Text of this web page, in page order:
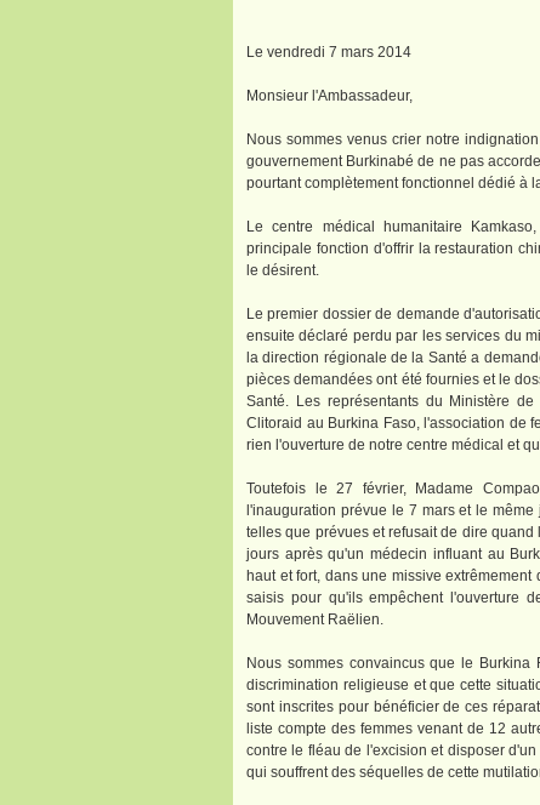
Le vendredi 7 mars 2014
Monsieur l'Ambassadeur,
Nous sommes venus crier notre
gouvernement Burkinabé de ne pas
pourtant complètement fonctionnel dédié à
Le centre médical humanitaire
principale fonction d'offrir la restauration
le désirent.
Le premier dossier de demande
ensuite déclaré perdu par les services du
la direction régionale de la Santé a
pièces demandées ont été fournies et le
Santé. Les représentants du Ministère
Clitoraid au Burkina Faso, l'association de
rien l'ouverture de notre centre médical et
Toutefois le 27 février, Madame
l'inauguration prévue le 7 mars et le
telles que prévues et refusait de dire
jours après qu'un médecin influant au
haut et fort, dans une missive
saisis pour qu'ils empêchent l'ouverture
Mouvement Raëlien.
​Nous sommes convaincus que le
discrimination religieuse et que cette
sont inscrites pour bénéficier de ces
liste compte des femmes venant de 12
contre le fléau de l'excision et disposer
qui souffrent des séquelles de cette